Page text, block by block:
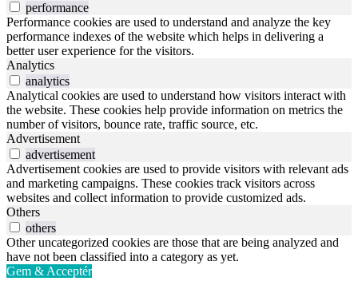
performance
Performance cookies are used to understand and analyze the key
performance indexes of the website which helps in delivering a
better user experience for the visitors.
Analytics
analytics
Analytical cookies are used to understand how visitors interact with
the website. These cookies help provide information on metrics the
number of visitors, bounce rate, traffic source, etc.
Advertisement
advertisement
Advertisement cookies are used to provide visitors with relevant ads
and marketing campaigns. These cookies track visitors across
websites and collect information to provide customized ads.
Others
others
Other uncategorized cookies are those that are being analyzed and
have not been classified into a category as yet.
Gem & Acceptér